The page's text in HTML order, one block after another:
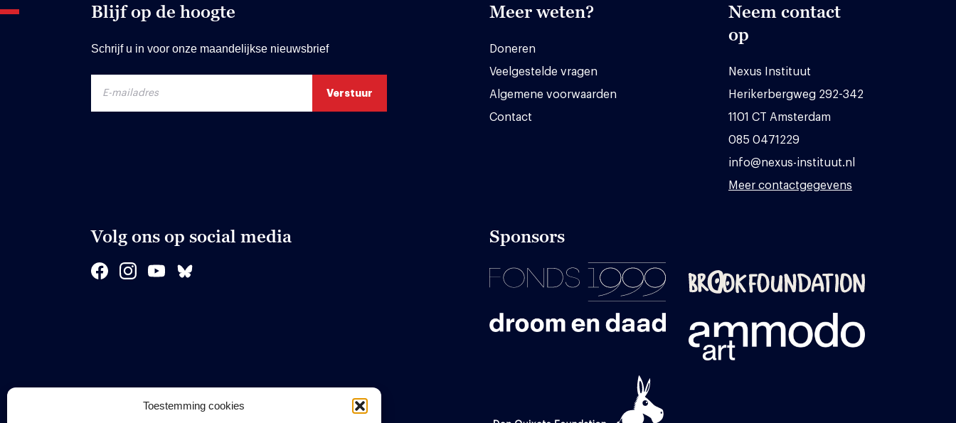
Toestemming cookies
Blijf op de hoogte
Schrijf u in voor onze maandelijkse nieuwsbrief
Meer weten?
Doneren
Veelgestelde vragen
Algemene voorwaarden
Contact
Neem contact
op
Nexus Instituut
Herikerbergweg 292-342
1101 CT Amsterdam
085 0471229
info@nexus-instituut.nl
Meer contactgegevens
Volg ons op social media Sponsors